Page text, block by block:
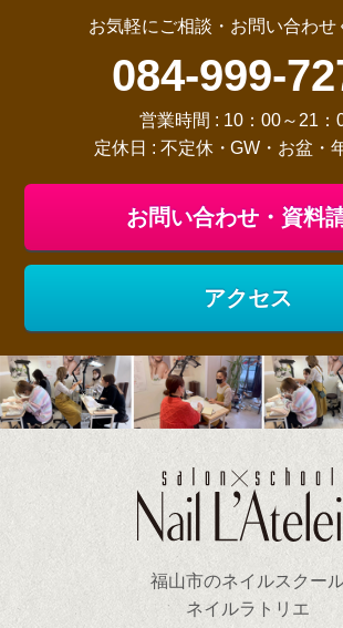
お気軽にご相談・お問い合わせ
084-999-
営業時間 : 10：00～21：
定休日 : 不定休・GW・お盆・
お問い合わせ・資料
アクセス
福山市のネイルスクー
ネイルラトリエ